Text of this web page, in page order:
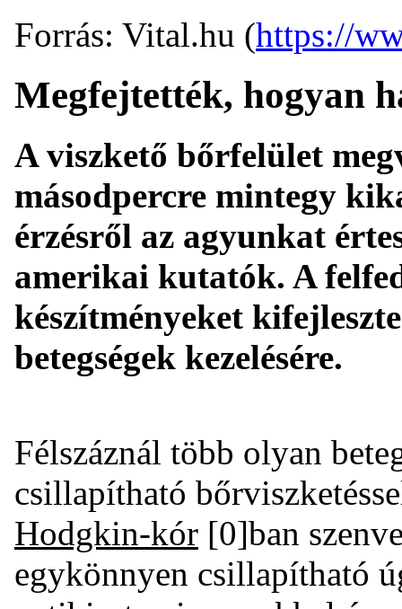
Forrás: Vital.hu (https://
Megfejtették, hogyan
A viszkető bőrfelület
másodpercre mintegy
érzésről az agyunkat
amerikai kutatók. A
készítményeket
betegségek kezelésére.
Félszáznál több olyan
csillapítható
Hodgkin-kór [0]ban
egykönnyen csillapítható